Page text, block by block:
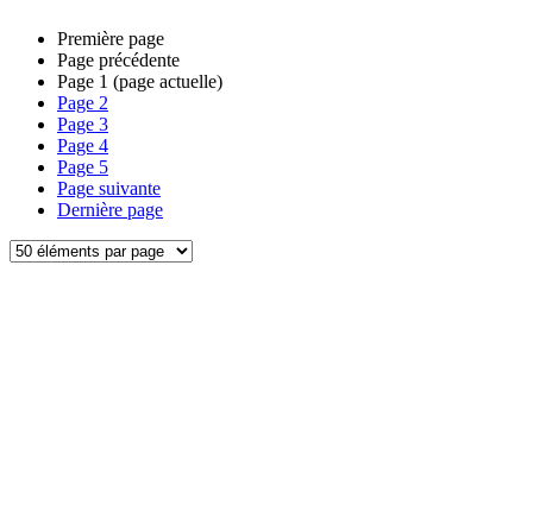
Première page
Page précédente
Page 1 (page actuelle)
Page 2
Page 3
Page 4
Page 5
Page suivante
Dernière page